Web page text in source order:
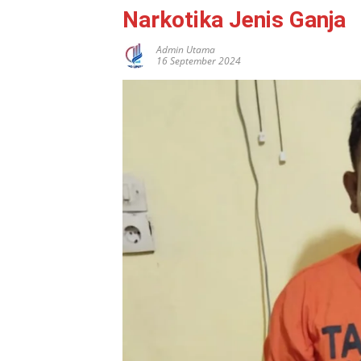
Narkotika Jenis Ganja
Admin Utama
16 September 2024